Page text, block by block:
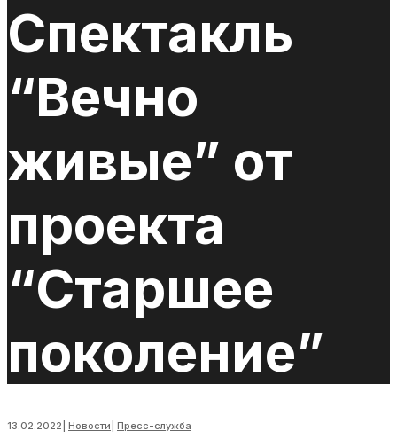
Спектакль
“Вечно
живые” от
проекта
“Старшее
поколение”
13.02.2022 Новости Пресс-служба